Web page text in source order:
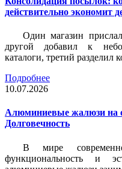
действительно экономит
Один магазин
другой добавил к
каталоги, третий разделил
Подробнее
10.07.2026
Алюминиевые жалюзи на
Долговечность
В мире
функциональность и